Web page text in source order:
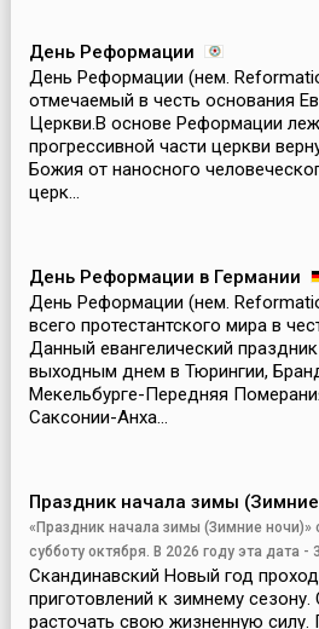
День Реформации
День Реформации (нем.
отмечаемый в честь основания
Церкви.В основе Реформации
прогрессивной части церкви
Божия от наносного
церк...
День Реформации в Германии
День Реформации (нем.
всего протестантского мира в
Данный евангелический
выходным днем в Тюрингии,
Мекельбурге-Передняя
Саксонии-Анха...
Праздник начала зимы
«Праздник начала зимы (Зимние
субботу октября. В 2026 году эта дата -
Скандинавский Новый год
приготовлений к зимнему сезону.
расточать свою жизненную